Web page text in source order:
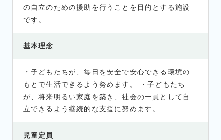
の自立のための援助を行うことを目的とする施設
です。
基本理念
・子どもたちが、毎日を安全で安心できる環境の
もとで生活できるよう努めます。 ・子どもたち
が、将来明るい家庭を築き、社会の一員として自
立できるよう継続的な支援に努めます。
児童定員